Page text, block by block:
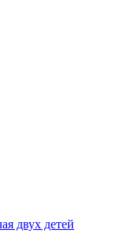
двух детей